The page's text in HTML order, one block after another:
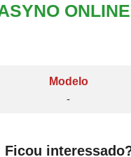
Modelo
-
Ficou